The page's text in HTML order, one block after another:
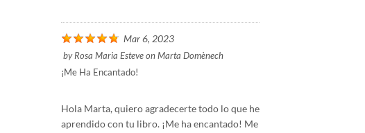
Mar 6, 2023
byRosa Maria EsteveonMarta Domènech
¡Me Ha Encantado!
Hola Marta, quiero agradecerte todo lo que he
aprendido con tu libro. ¡Me ha encantado! Me